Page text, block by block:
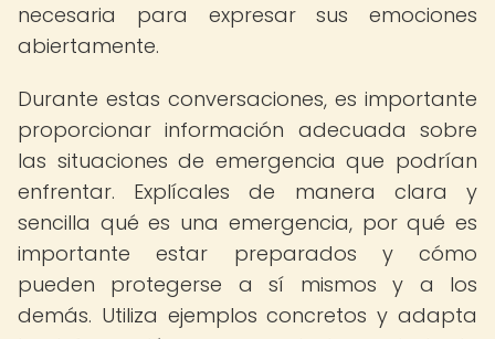
necesaria para expresar sus emociones
abiertamente.
Durante estas conversaciones, es importante
proporcionar información adecuada sobre
las situaciones de emergencia que podrían
enfrentar. Explícales de manera clara y
sencilla qué es una emergencia, por qué es
importante estar preparados y cómo
pueden protegerse a sí mismos y a los
demás. Utiliza ejemplos concretos y adapta